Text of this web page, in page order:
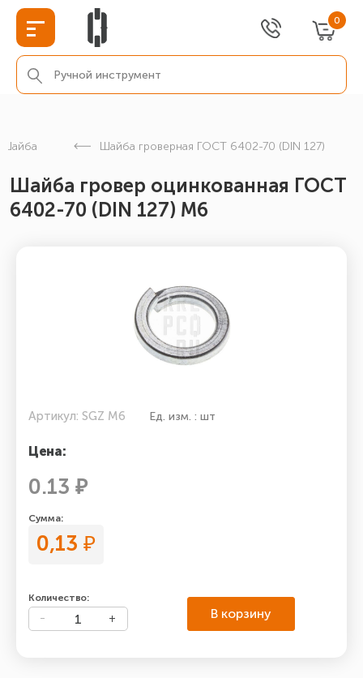
0
Шайба Шайба гроверная ГОСТ 6402-70 (DIN 127)
Шайба гровер оцинкованная ГОСТ
6402-70 (DIN 127) М6
Артикул: SGZ M6 Ед. изм. : шт
Цена:
0.13 ₽
Сумма:
0,13 ₽
Количество:
В корзину